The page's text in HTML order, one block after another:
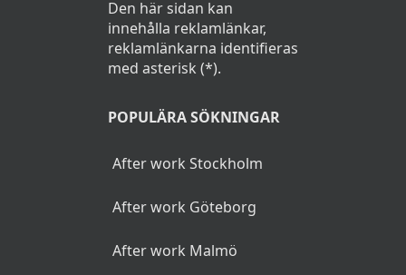
Den här sidan kan
innehålla reklamlänkar,
reklamlänkarna identifieras
med asterisk (*).
POPULÄRA SÖKNINGAR
After work Stockholm
After work Göteborg
After work Malmö